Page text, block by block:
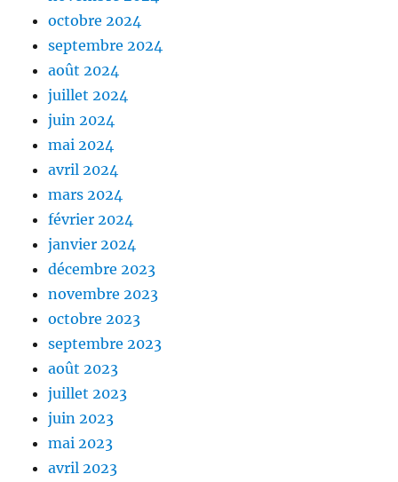
octobre 2024
septembre 2024
août 2024
juillet 2024
juin 2024
mai 2024
avril 2024
mars 2024
février 2024
janvier 2024
décembre 2023
novembre 2023
octobre 2023
septembre 2023
août 2023
juillet 2023
juin 2023
mai 2023
avril 2023